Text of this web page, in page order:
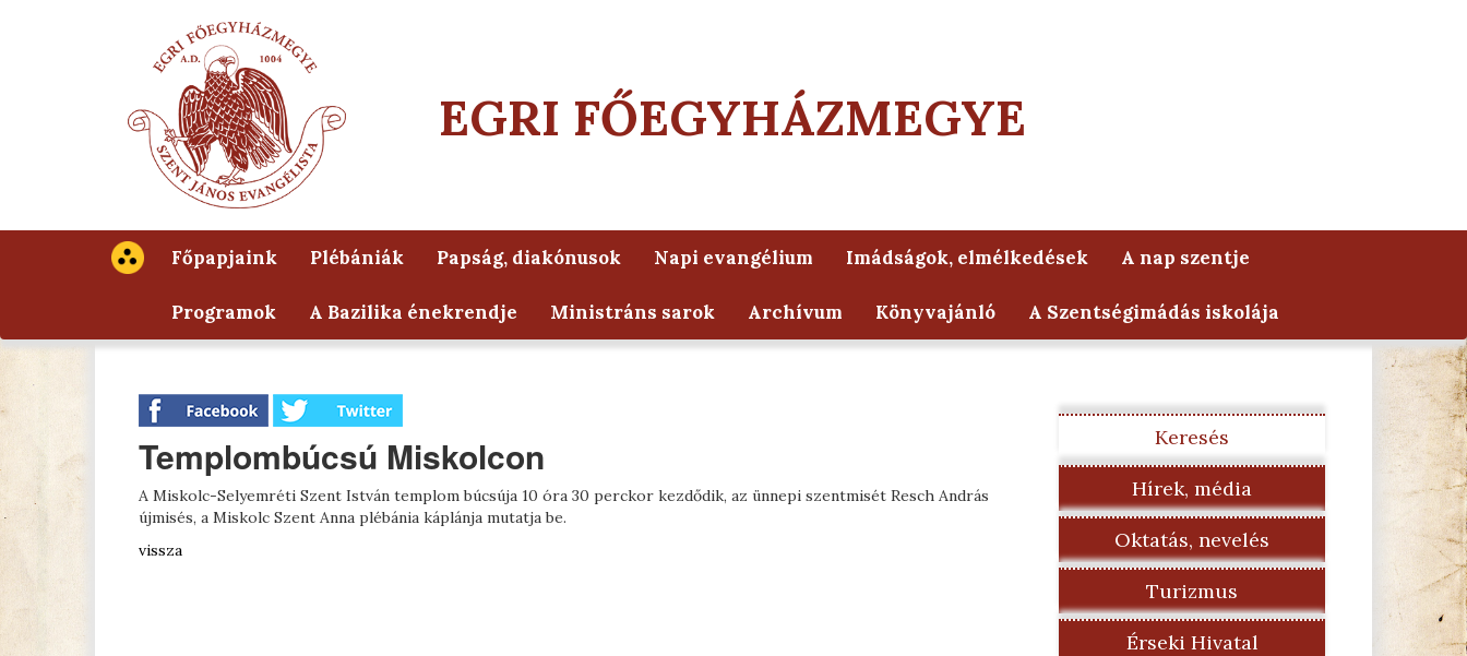
EGRI FŐEGYHÁZMEGYE
Főpapjaink Plébániák Papság, diakónusok Napi evangélium Imádságok, elmélkedések A nap szentje
Programok A Bazilika énekrendje Ministráns sarok Archívum Könyvajánló A Szentségimádás iskolája
Templombúcsú Miskolcon
A Miskolc-Selyemréti Szent István templom búcsúja 10 óra 30 perckor kezdődik, az ünnepi szentmisét Resch András
újmisés, a Miskolc Szent Anna plébánia káplánja mutatja be.
vissza
Keresés
Hírek, média
Oktatás, nevelés
Turizmus
Érseki Hivatal